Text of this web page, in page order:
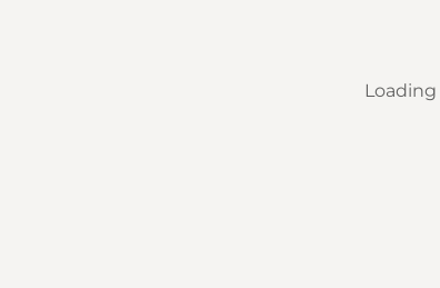
Loading